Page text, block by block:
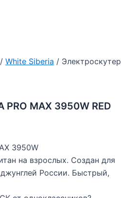
/ White Siberia / Электроскутер
PRO MAX 3950W RED
3950W
на взрослых. Создан для
России. Быстрый,